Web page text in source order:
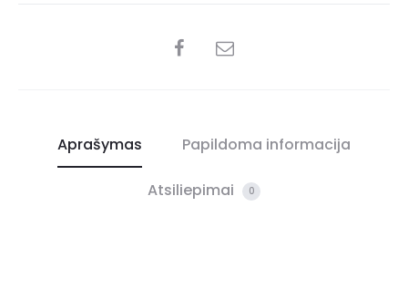
Aprašymas Papildoma informacija
Atsiliepimai 0